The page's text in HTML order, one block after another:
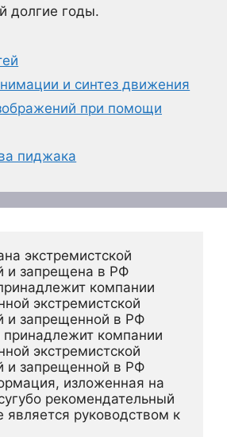
долгие годы.
и синтез движения
при помощи
пиджака
экстремистской
и запрещена в РФ
компании
экстремистской
и запрещенной в РФ
компании
экстремистской
и запрещенной в РФ
изложенная на
рекомендательный
является руководством к